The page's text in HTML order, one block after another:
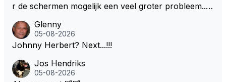
r de schermen mogelijk een veel groter probleem..."
Glenny
05-08-2026
Johnny Herbert? Next...!!!
Jos Hendriks
05-08-2026